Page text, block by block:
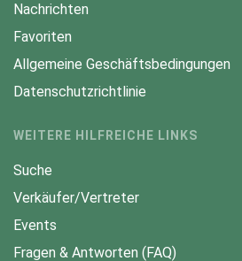
Nachrichten
Favoriten
Allgemeine Geschäftsbedingungen
Datenschutzrichtlinie
WEITERE HILFREICHE LINKS
Suche
Verkäufer/Vertreter
Events
Fragen & Antworten (FAQ)